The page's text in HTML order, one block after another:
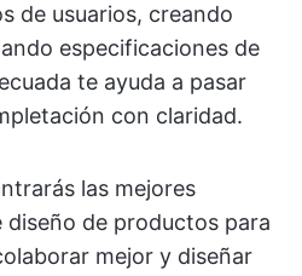
de usuarios, creando
especificaciones de
te ayuda a pasar
con claridad.
las mejores
de productos para
mejor y diseñar